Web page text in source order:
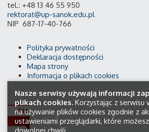
tel.: +48 13 46 55 950
rektorat@up-sanok.edu.pl
NIP 687-17-40-766
Polityka prywatności
Deklaracja dostępności
Mapa strony
Informacja o plikach cookies
Nasze serwisy używają informacji
plikach cookies. Korzystając z serwisu
na używanie plików cookies zgodnie z
ustawieniami przeglądarki, które